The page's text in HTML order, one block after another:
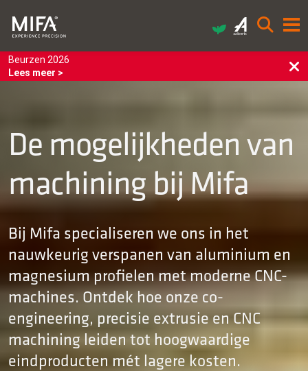
Beurzen 2026
Lees meer >
De mogelijkheden van
machining bij Mifa
Bij Mifa specialiseren we ons in het
nauwkeurig verspanen van aluminium en
magnesium profielen met moderne CNC-
machines. Ontdek hoe onze co-
engineering, precisie extrusie en CNC
machining leiden tot hoogwaardige
eindproducten mét lagere kosten.